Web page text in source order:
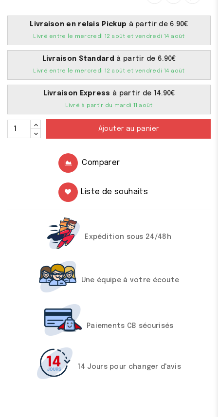
Livraison en relais Pickup à partir de 6.90€
Livré entre le mercredi 12 août et vendredi 14 août
Livraison Standard à partir de 6.90€
Livré entre le mercredi 12 août et vendredi 14 août
Livraison Express à partir de 14.90€
Livré à partir du mardi 11 août
Ajouter au panier
Comparer
Liste de souhaits
Expédition sous 24/48h
Une équipe à votre écoute
Paiements CB sécurisés
14 Jours pour changer d'avis